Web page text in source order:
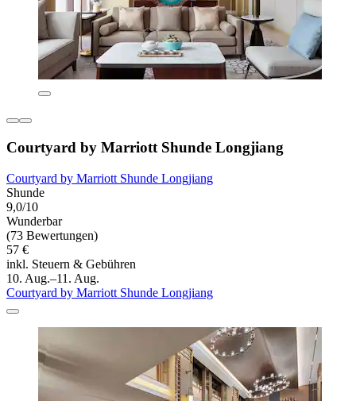
Courtyard by Marriott Shunde Longjiang
Courtyard by Marriott Shunde Longjiang
Shunde
9,0/10
Wunderbar
(73 Bewertungen)
57 €
inkl. Steuern & Gebühren
10. Aug.–11. Aug.
Courtyard by Marriott Shunde Longjiang